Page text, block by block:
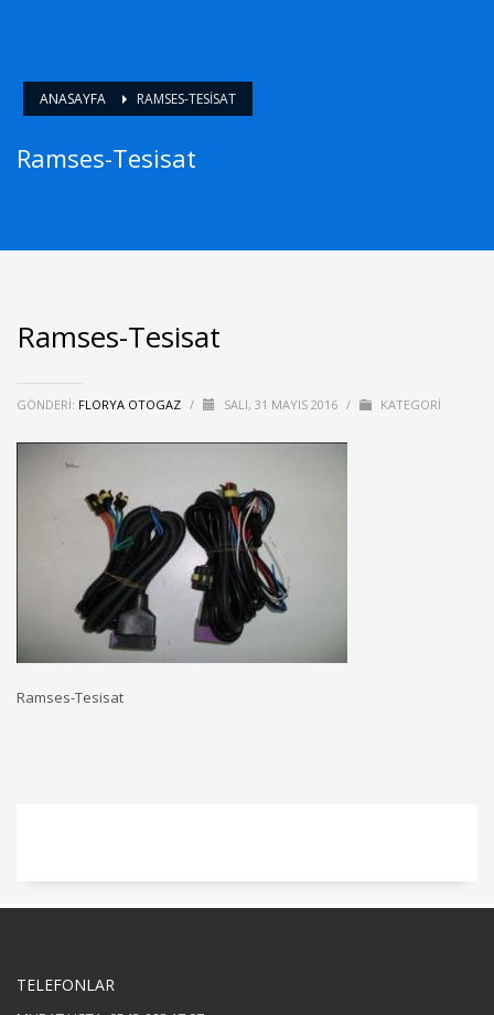
ANASAYFA RAMSES-TESISAT
Ramses-Tesisat
Ramses-Tesisat
GÖNDERI: FLORYA OTOGAZ / SALI, 31 MAYIS 2016 / KATEGORI
Ramses-Tesisat
TELEFONLAR